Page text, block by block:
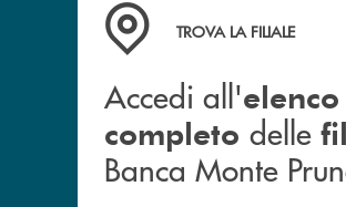
Accedi all' elenco
TROVA LA FILIALE
Accedi all'elenco
completo delle
Banca Monte